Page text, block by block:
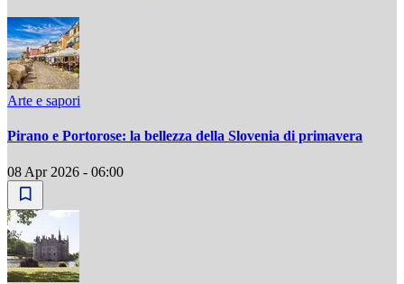
Arte e sapori
Pirano e Portorose: la bellezza della Slovenia di primavera
08 Apr 2026 - 06:00